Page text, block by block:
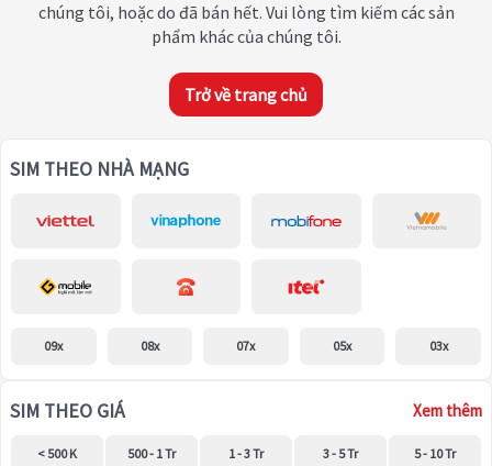
chúng tôi, hoặc do đã bán hết. Vui lòng tìm kiếm các sản
phẩm khác của chúng tôi.
Trở về trang chủ
SIM THEO NHÀ MẠNG
09x 08x 07x 05x 03x
SIM THEO GIÁ Xem thêm
< 500 K 500 - 1 Tr 1 - 3 Tr 3 - 5 Tr 5 - 10 Tr